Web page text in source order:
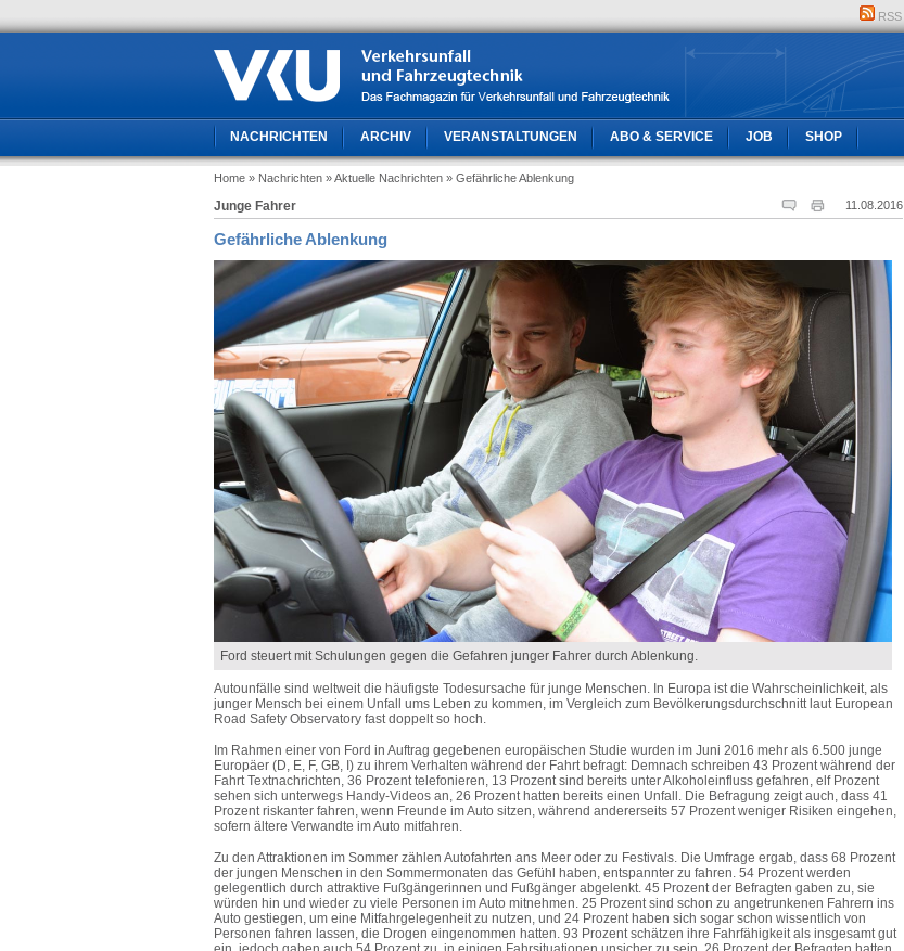
RSS
NACHRICHTEN ARCHIV VERANSTALTUNGEN ABO & SERVICE JOB SHOP
Home » Nachrichten » Aktuelle Nachrichten » Gefährliche Ablenkung
11.08.2016
Junge Fahrer
Gefährliche Ablenkung
Ford steuert mit Schulungen gegen die Gefahren junger Fahrer durch Ablenkung.
Autounfälle sind weltweit die häufigste Todesursache für junge Menschen. In Europa ist die Wahrscheinlichkeit, als
junger Mensch bei einem Unfall ums Leben zu kommen, im Vergleich zum Bevölkerungsdurchschnitt laut European
Road Safety Observatory fast doppelt so hoch.
Im Rahmen einer von Ford in Auftrag gegebenen europäischen Studie wurden im Juni 2016 mehr als 6.500 junge
Europäer (D, E, F, GB, I) zu ihrem Verhalten während der Fahrt befragt: Demnach schreiben 43 Prozent während der
Fahrt Textnachrichten, 36 Prozent telefonieren, 13 Prozent sind bereits unter Alkoholeinfluss gefahren, elf Prozent
sehen sich unterwegs Handy-Videos an, 26 Prozent hatten bereits einen Unfall. Die Befragung zeigt auch, dass 41
Prozent riskanter fahren, wenn Freunde im Auto sitzen, während andererseits 57 Prozent weniger Risiken eingehen,
sofern ältere Verwandte im Auto mitfahren.
Zu den Attraktionen im Sommer zählen Autofahrten ans Meer oder zu Festivals. Die Umfrage ergab, dass 68 Prozent
der jungen Menschen in den Sommermonaten das Gefühl haben, entspannter zu fahren. 54 Prozent werden
gelegentlich durch attraktive Fußgängerinnen und Fußgänger abgelenkt. 45 Prozent der Befragten gaben zu, sie
würden hin und wieder zu viele Personen im Auto mitnehmen. 25 Prozent sind schon zu angetrunkenen Fahrern ins
Auto gestiegen, um eine Mitfahrgelegenheit zu nutzen, und 24 Prozent haben sich sogar schon wissentlich von
Personen fahren lassen, die Drogen eingenommen hatten. 93 Prozent schätzen ihre Fahrfähigkeit als insgesamt gut